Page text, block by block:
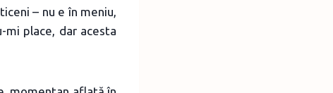
– nu e în meniu,
mi place, dar acesta